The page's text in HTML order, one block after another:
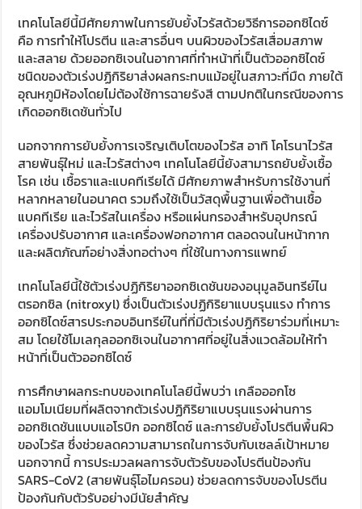
เทคโนโลยีนี้มีศักยภาพในการยับยั้งไวรัสด้วยวิธีการออกซิไดซ์
คือ การทำให้โปรตีน และสารอื่นๆ บนผิวของไวรัสเสื่อมสภาพ
และสลาย ด้วยออกซิเจนในอากาศที่ทำหน้าที่เป็นตัวออกซิไดซ์
ชนิดของตัวเร่งปฏิกิริยาส่งผลกระทบแม้อยู่ในสภาวะที่มืด ภายใต้
อุณหภูมิห้องโดยไม่ต้องใช้การฉายรังสี ตามปกติในกรณีของการ
เกิดออกซิเดชันทั่วไป
นอกจากการยับยั้งการเจริญเติบโตของไวรัส อาทิ โคโรนาไวรัส
สายพันธุ์ใหม่ และไวรัสต่างๆ เทคโนโลยีนี้ยังสามารถยับยั้งเชื้อ
โรค เช่น เชื้อราและแบคทีเรียได้ มีศักยภาพสำหรับการใช้งานที่
หลากหลายในอนาคต รวมถึงใช้เป็นวัสดุพื้นฐานเพื่อต้านเชื้อ
แบคทีเรีย และไวรัสในเครื่อง หรือแผ่นกรองสำหรับอุปกรณ์
เครื่องปรับอากาศ และเครื่องฟอกอากาศ ตลอดจนในหน้ากาก
และผลิตภัณฑ์อย่างสิ่งทอต่างๆ ที่ใช้ในทางการแพทย์
เทคโนโลยีนี้ใช้ตัวเร่งปฏิกิริยาออกซิเดชันของอนุมูลอินทรีย์ไน
ตรอกซิล (nitroxyl) ซึ่งเป็นตัวเร่งปฏิกิริยาแบบรุนแรง ทำการ
ออกซิไดซ์สารประกอบอินทรีย์ในที่ที่มีตัวเร่งปฏิกิริยาร่วมที่เหมาะ
สม โดยใช้โมเลกุลออกซิเจนในอากาศที่อยู่ในสิ่งแวดล้อมให้ทำ
หน้าที่เป็นตัวออกซิไดซ์
การศึกษาผลกระทบของเทคโนโลยีนี้พบว่า เกลือออกโซ
แอมโมเนียมที่ผลิตจากตัวเร่งปฏิกิริยาแบบรุนแรงผ่านการ
ออกซิเดชันแบบแอโรบิก ออกซิไดซ์ และการยับยั้งโปรตีนพื้นผิว
ของไวรัส ซึ่งช่วยลดความสามารถในการจับกับเซลล์เป้าหมาย
นอกจากนี้ การประมวลผลการจับตัวรับของโปรตีนป้องกัน
SARS-CoV2 (สายพันธุ์โอไมครอน) ช่วยลดการจับของโปรตีน
ป้องกันกับตัวรับอย่างมีนัยสำคัญ